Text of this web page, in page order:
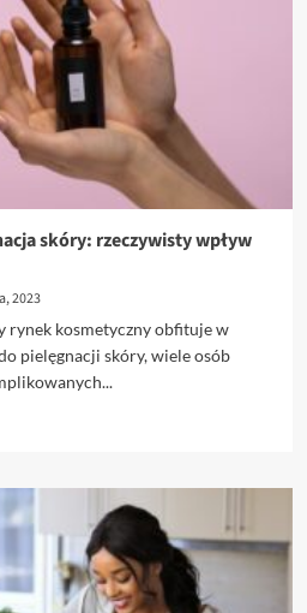
skóry: rzeczywisty wpływ
2023
rynek kosmetyczny obfituje w
pielęgnacji skóry, wiele osób